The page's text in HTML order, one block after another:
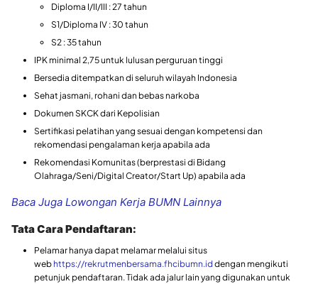
Diploma I/II/III : 27 tahun
S1/Diploma IV : 30 tahun
S2 : 35 tahun
IPK minimal 2,75 untuk lulusan perguruan tinggi
Bersedia ditempatkan di seluruh wilayah Indonesia
Sehat jasmani, rohani dan bebas narkoba
Dokumen SKCK dari Kepolisian
Sertifikasi pelatihan yang sesuai dengan kompetensi dan
rekomendasi pengalaman kerja apabila ada
Rekomendasi Komunitas (berprestasi di Bidang
Olahraga/Seni/Digital Creator/Start Up) apabila ada
Baca Juga Lowongan Kerja BUMN Lainnya
Tata Cara Pendaftaran:
Pelamar hanya dapat melamar melalui situs
web https://rekrutmenbersama.fhcibumn.id dengan mengikuti
petunjuk pendaftaran. Tidak ada jalur lain yang digunakan untuk